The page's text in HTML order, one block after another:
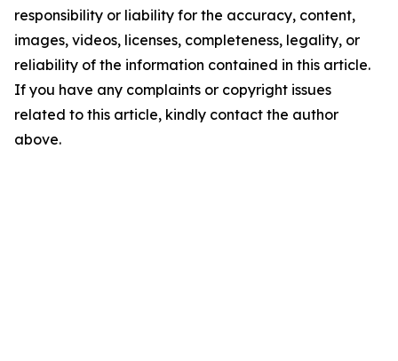
responsibility or liability for the accuracy, content,
images, videos, licenses, completeness, legality, or
reliability of the information contained in this article.
If you have any complaints or copyright issues
related to this article, kindly contact the author
above.